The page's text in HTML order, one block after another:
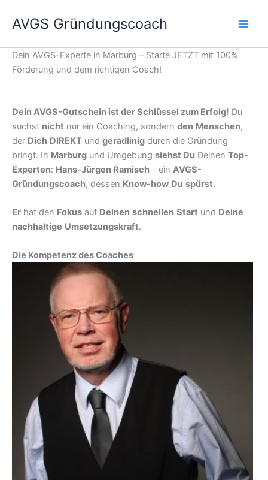
InhaltAVGS Gründungscoach
Dein AVGS-Experte in Marburg – Starte JETZT mit 100%
Förderung und dem richtigen Coach!
Dein AVGS-Gutschein ist der Schlüssel zum Erfolg! Du
suchst nicht nur ein Coaching, sondern den Menschen,
der Dich DIREKT und geradlinig durch die Gründung
bringt. In Marburg und Umgebung siehst Du Deinen Top-
Experten: Hans-Jürgen Ramisch – ein AVGS-
Gründungscoach, dessen Know-how Du spürst.
Er hat den Fokus auf Deinen schnellen Start und Deine
nachhaltige Umsetzungskraft.
Die Kompetenz des Coaches